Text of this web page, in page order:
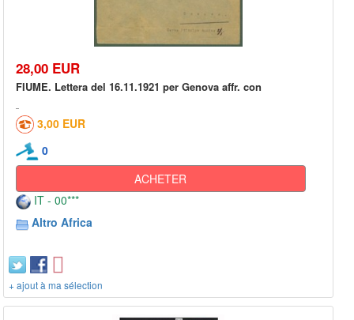
28,00 EUR
FIUME. Lettera del 16.11.1921 per Genova affr. con
3,00 EUR
0
ACHETER
IT - 00***
Altro Africa
+ ajout à ma sélection